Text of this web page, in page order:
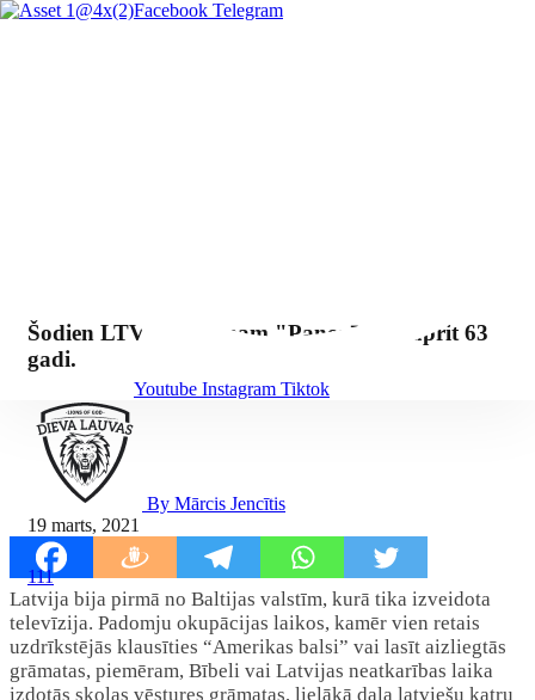
Facebook Telegram
Youtube Instagram Tiktok
Šodien LTV raidījumam "Panorāma" aprit 63
gadi.
By Mārcis Jencītis
19 marts, 2021
111
Latvija bija pirmā no Baltijas valstīm, kurā tika izveidota
televīzija. Padomju okupācijas laikos, kamēr vien retais
uzdrīkstējās klausīties “Amerikas balsi” vai lasīt aizliegtās
grāmatas, piemēram, Bībeli vai Latvijas neatkarības laika
izdotās skolas vēstures grāmatas, lielākā daļa latviešu katru